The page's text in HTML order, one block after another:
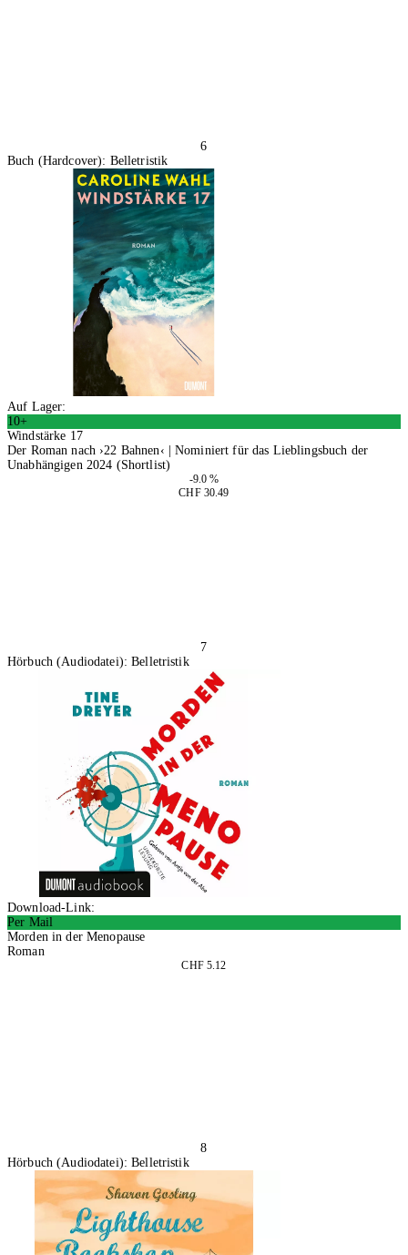
6
Buch (Hardcover): Belletristik
Auf Lager:
10+
Windstärke 17
Der Roman nach ›22 Bahnen‹ | Nominiert für das Lieblingsbuch der
Unabhängigen 2024 (Shortlist)
-9.0 %
CHF 30.49
7
Hörbuch (Audiodatei): Belletristik
Download-Link:
Per Mail
Morden in der Menopause
Roman
CHF 5.12
8
Hörbuch (Audiodatei): Belletristik